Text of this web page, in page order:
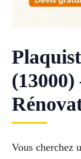
Vous cherchez